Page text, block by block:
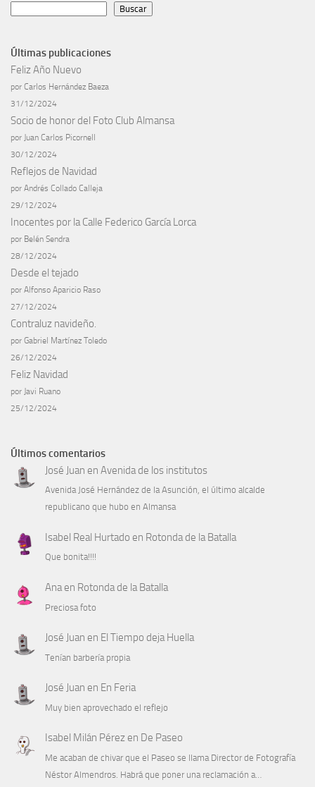
Buscar
Últimas publicaciones
Feliz Año Nuevo
por Carlos Hernández Baeza
31/12/2024
Socio de honor del Foto Club Almansa
por Juan Carlos Picornell
30/12/2024
Reflejos de Navidad
por Andrés Collado Calleja
29/12/2024
Inocentes por la Calle Federico García Lorca
por Belén Sendra
28/12/2024
Desde el tejado
por Alfonso Aparicio Raso
27/12/2024
Contraluz navideño.
por Gabriel Martínez Toledo
26/12/2024
Feliz Navidad
por Javi Ruano
25/12/2024
Últimos comentarios
José Juan en Avenida de los institutos
Avenida José Hernández de la Asunción, el último alcalde
republicano que hubo en Almansa
Isabel Real Hurtado en Rotonda de la Batalla
Que bonita!!!!
Anaen Rotonda de la Batalla
Preciosa foto
José Juan en El Tiempo deja Huella
Tenían barbería propia
José Juan en En Feria
Muy bien aprovechado el reflejo
Isabel Milán Pérezen De Paseo
Me acaban de chivar que el Paseo se llama Director de Fotografía
Néstor Almendros. Habrá que poner una reclamación a…